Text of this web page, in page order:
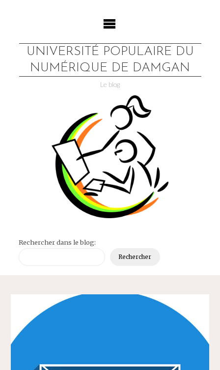
UNIVERSITÉ POPULAIRE DU
NUMÉRIQUE DE DAMGAN
Le blog
Rechercher dans le blog:
Rechercher